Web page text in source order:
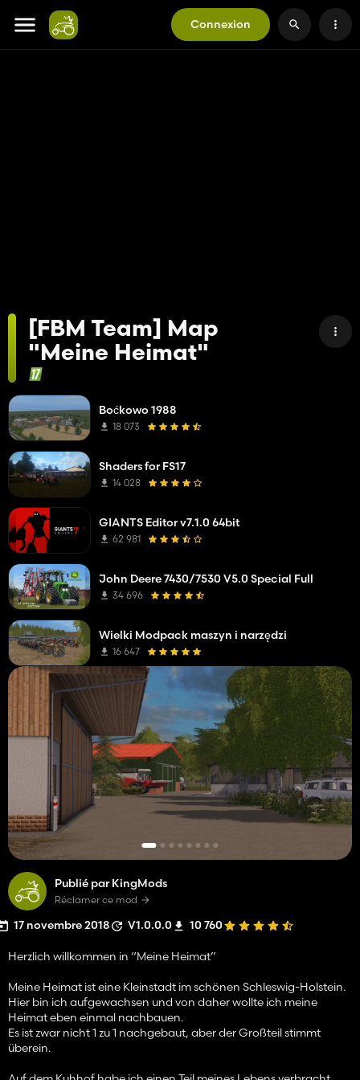
Connexion
[FBM Team] Map
"Meine Heimat"
Publié par KingMods
Réclamer ce mod
17 novembre 2018 V1.0.0.0 10 760
Herzlich willkommen in “Meine Heimat”
Meine Heimat ist eine Kleinstadt im schönen Schleswig-Holstein.
Hier bin ich aufgewachsen und von daher wollte ich meine
Heimat eben einmal nachbauen.
Es ist zwar nicht 1 zu 1 nachgebaut, aber der Großteil stimmt
überein.
Boćkowo 1988
18 073
Shaders for FS17
14 028
GIANTS Editor v7.1.0 64bit
62 981
John Deere 7430/7530 V5.0 Special Full
34 696
Wielki Modpack maszyn i narzędzi
16 647